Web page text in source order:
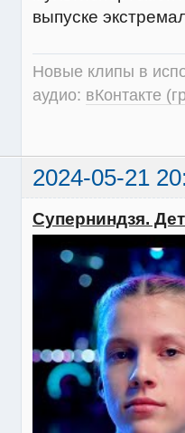
выпуске
Новые клипы в
аудио: вКонтакте
2024-05-21
Суперниндзя.